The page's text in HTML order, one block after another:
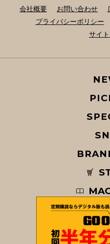
会社概要 お問い合わせ
プライバシーポリシー
サイ